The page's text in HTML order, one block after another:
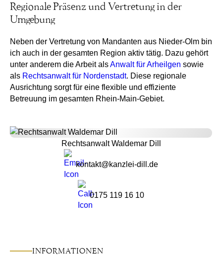
Regionale Präsenz und Vertretung in der
Umgebung
Neben der Vertretung von Mandanten aus Nieder-Olm bin
ich auch in der gesamten Region aktiv tätig. Dazu gehört
unter anderem die Arbeit alsAnwalt für Arheilgen sowie
als Rechtsanwalt für Nordenstadt. Diese regionale
Ausrichtung sorgt für eine flexible und effiziente
Betreuung im gesamten Rhein-Main-Gebiet.
Rechtsanwalt Waldemar Dill
kontakt@kanzlei-dill.de
0175 119 16 10
INFORMATIONEN